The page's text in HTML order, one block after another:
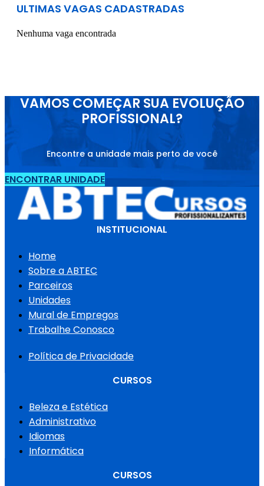
ULTIMAS VAGAS CADASTRADAS
Nenhuma vaga encontrada
VAMOS COMEÇAR SUA EVOLUÇÃO
PROFISSIONAL?
Encontre a unidade mais perto de você
ENCONTRAR UNIDADE
INSTITUCIONAL
Home
Sobre a ABTEC
Parceiros
Unidades
Mural de Empregos
Trabalhe Conosco
Política de Privacidade
CURSOS
Beleza e Estética
Administrativo
Idiomas
Informática
CURSOS